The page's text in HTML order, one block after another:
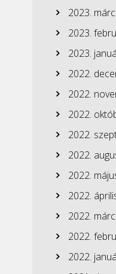
2023.
2023.
2023.
2022.
2022.
2022.
2022.
2022.
2022.
2022.
2022.
2022.
2022.